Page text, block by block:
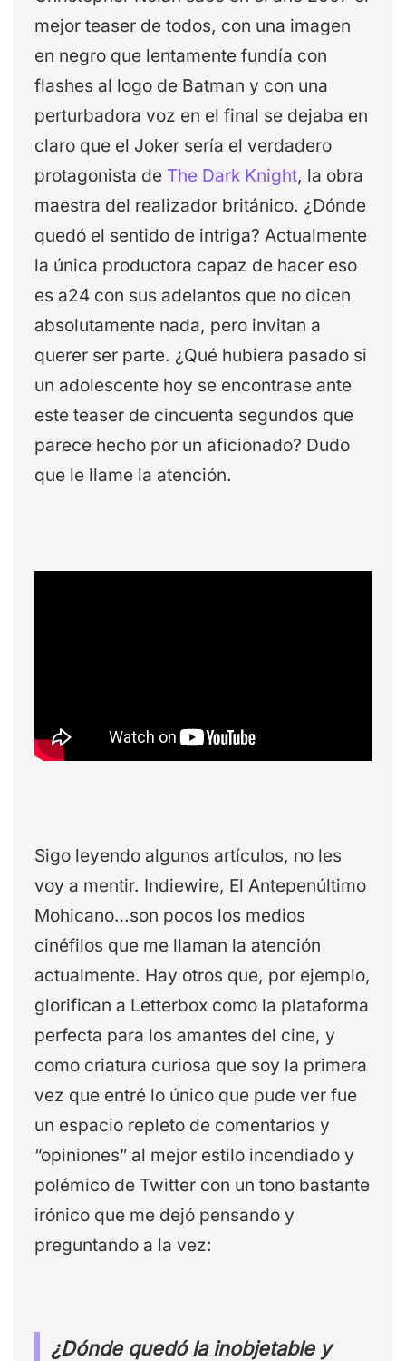
mejor teaser de todos, con una imagen
en negro que lentamente fundía con
flashes al logo de Batman y con una
perturbadora voz en el final se dejaba en
claro que el Joker sería el verdadero
protagonista de The Dark Knight, la obra
maestra del realizador británico. ¿Dónde
quedó el sentido de intriga? Actualmente
la única productora capaz de hacer eso
es a24 con sus adelantos que no dicen
absolutamente nada, pero invitan a
querer ser parte. ¿Qué hubiera pasado si
un adolescente hoy se encontrase ante
este teaser de cincuenta segundos que
parece hecho por un aficionado? Dudo
que le llame la atención.
Sigo leyendo algunos artículos, no les
voy a mentir. Indiewire, El Antepenúltimo
Mohicano…son pocos los medios
cinéfilos que me llaman la atención
actualmente. Hay otros que, por ejemplo,
glorifican a Letterbox como la plataforma
perfecta para los amantes del cine, y
como criatura curiosa que soy la primera
vez que entré lo único que pude ver fue
un espacio repleto de comentarios y
“opiniones” al mejor estilo incendiado y
polémico de Twitter con un tono bastante
irónico que me dejó pensando y
preguntando a la vez:
¿Dónde quedó la inobjetable y